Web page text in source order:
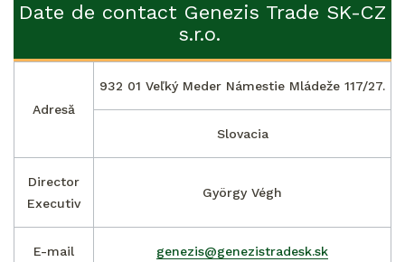
Date de contact Genezis Trade SK-CZ
s.r.o.
Adresă
932 01 Veľký Meder Námestie Mládeže 117/27.
Slovacia
Director
Executiv
György Végh
E-mail genezis@genezistradesk.sk